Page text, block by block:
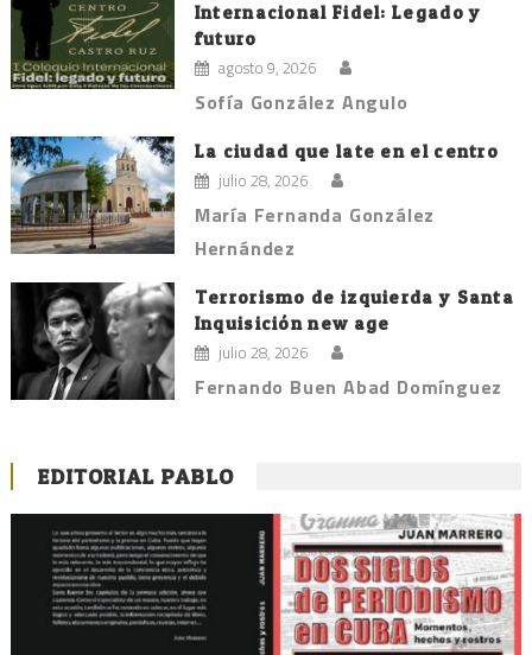
Internacional Fidel: Legado y
futuro
agosto 9, 2026
Sofía González Angulo
La ciudad que late en el centro
julio 28, 2026
María Fernanda González
Hernández
Terrorismo de izquierda y Santa
Inquisición new age
julio 28, 2026
Fernando Buen Abad Domínguez
EDITORIAL PABLO